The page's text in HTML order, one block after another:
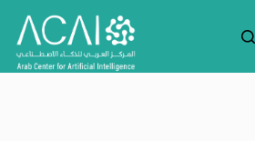
المحتوى